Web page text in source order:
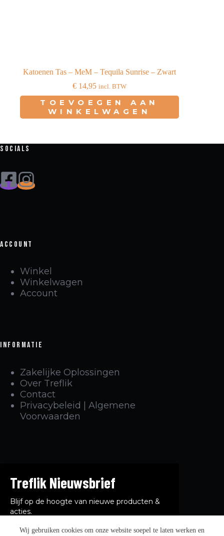
Wij gebruiken cookies om onze website soepel te laten werken en
Katoenen Tas – MeM – Tequila Sunrise – Zwart
€ 14,95 incl. BTW
TOEVOEGEN AAN
WINKELWAGEN
Socials
Account
Winkel
Winkelwagen
Account
Informatie
Zakelijke Oplossingen
Over Treflik
Contact
Privacybeleid | Algemene
Voorwaarden
Treflik Nieuwsbrief
Blijf op de hoogte van nieuwe producten &
acties.